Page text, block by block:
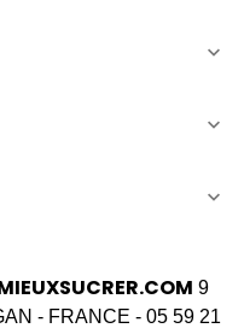



9
- FRANCE - 05 59 21